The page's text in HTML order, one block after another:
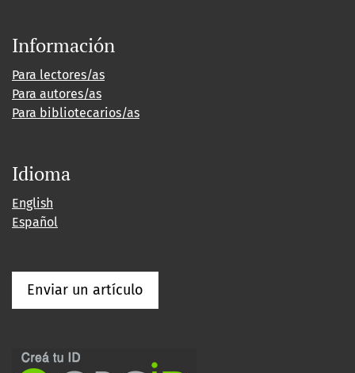
Información
Para lectores/as
Para autores/as
Para bibliotecarios/as
Idioma
English
Español
Enviar un artículo